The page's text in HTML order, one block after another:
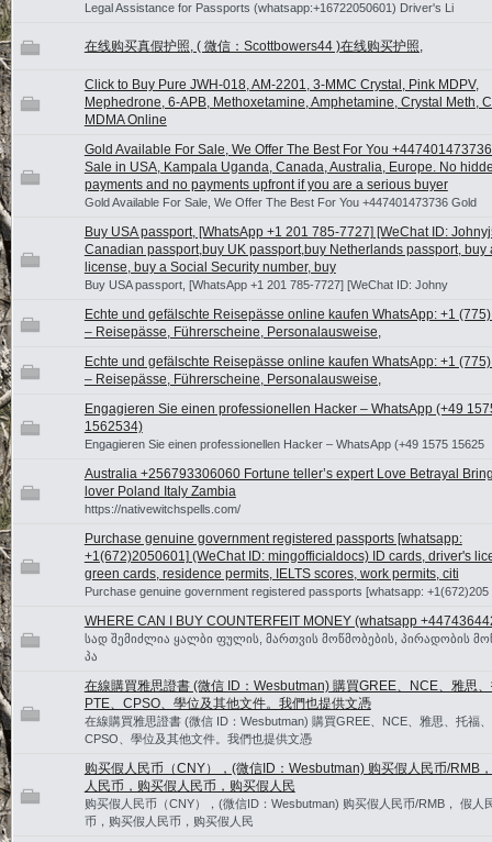
Legal Assistance for Passports (whatsapp:+16722050601) Driver's Li
在线购买真假护照, ( 微信：Scottbowers44 )在线购买护照,
Click to Buy Pure JWH-018, AM-2201, 3-MMC Crystal, Pink MDPV,
Mephedrone, 6-APB, Methoxetamine, Amphetamine, Crystal Meth,
MDMA Online
Gold Available For Sale, We Offer The Best For You
Sale in USA, Kampala Uganda, Canada, Australia, Europe. No
payments and no payments upfront if you are a serious buyer
Gold Available For Sale, We Offer The Best For You +447401473736 Gold
Buy USA passport, [WhatsApp +1 201 785-7727] [WeChat ID:
Canadian passport,buy UK passport,buy Netherlands passport, buy
license, buy a Social Security number, buy
Buy USA passport, [WhatsApp +1 201 785-7727] [WeChat ID: Johny
Echte und gefälschte Reisepässe online kaufen WhatsApp: +1
– Reisepässe, Führerscheine, Personalausweise,
Echte und gefälschte Reisepässe online kaufen WhatsApp: +1
– Reisepässe, Führerscheine, Personalausweise,
Engagieren Sie einen professionellen Hacker – WhatsApp (+49
1562534)
Engagieren Sie einen professionellen Hacker – WhatsApp (+49 1575 15625
Australia +256793306060 Fortune teller’s expert Love Betrayal
lover Poland Italy Zambia
https://nativewitchspells.com/
Purchase genuine government registered passports [whatsapp:
+1(672)2050601] (WeChat ID: mingofficialdocs) ID cards, driver's
green cards, residence permits, IELTS scores, work permits, citi
Purchase genuine government registered passports [whatsapp: +1(672)205
WHERE CAN I BUY COUNTERFEIT MONEY (‪whatsapp
სად შემიძლია ყალბი ფულის, მართვის მოწმობების, პირადობის
პა
在線購買雅思證書 (微信 ID：Wesbutman) 購買GREE、NCE、雅思
PTE、CPSO、學位及其他文件。我們也提供文憑
在線購買雅思證書 (微信 ID：Wesbutman) 購買GREE、NCE、雅思、托福
CPSO、學位及其他文件。我們也提供文憑
购买假人民币（CNY），(微信ID：Wesbutman) 购买假人民币/RMB
人民币，购买假人民币，购买假人民
购买假人民币（CNY），(微信ID：Wesbutman) 购买假人民币/RMB， 假人
币，购买假人民币，购买假人民